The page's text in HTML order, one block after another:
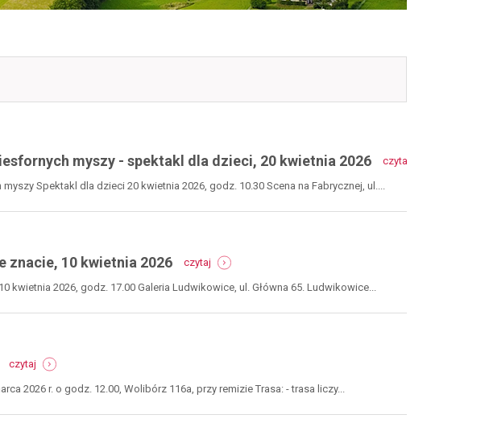
myszy - spektakl dla dzieci, 20 kwietnia 2026 czytaj
Spektakl dla dzieci 20 kwietnia 2026, godz. 10.30 Scena na Fabrycznej, ul....
znacie, 10 kwietnia 2026 czytaj
ludwikowice
jakich
znacie,
kwietnia 2026, godz. 17.00 Galeria Ludwikowice, ul. Główna 65. Ludwikowice...
czytaj
bieg
tropem
2026 r. o godz. 12.00, Wolibórz 116a, przy remizie Trasa: - trasa liczy...